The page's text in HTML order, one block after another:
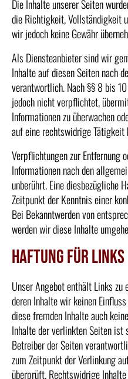
Die Inhalte unserer Seiten
die Richtigkeit, Vollständigkeit
wir jedoch keine Gewähr
Als Diensteanbieter sind wir
Inhalte auf diesen Seiten nach
verantwortlich. Nach §§ 8 bis
jedoch nicht verpflichtet,
Informationen zu überwachen
auf eine rechtswidrige Tätigkeit
Verpflichtungen zur Entfernung
Informationen nach den
unberührt. Eine diesbezügliche
Zeitpunkt der Kenntnis einer
Bei Bekanntwerden von
werden wir diese Inhalte
Haftung für Links
Unser Angebot enthält Links
deren Inhalte wir keinen
diese fremden Inhalte auch
Inhalte der verlinkten Seiten
Betreiber der Seiten
zum Zeitpunkt der Verlinkung
überprüft. Rechtswidrige